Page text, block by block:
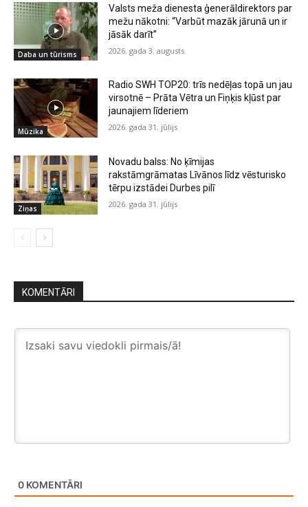
Daba un tūrisms
Valsts meža dienesta ģenerāldirektors par
mežu nākotni: “Varbūt mazāk jārunā un ir
jāsāk darīt”
2026. gada 3. augusts
Mūzika
Radio SWH TOP20: trīs nedēļas topā un jau
virsotnē – Prāta Vētra un Fiņķis kļūst par
jaunajiem līderiem
2026. gada 31. jūlijs
Ziņas
Novadu balss: No ķīmijas
rakstāmgrāmatas Līvānos līdz vēsturisko
tērpu izstādei Durbes pilī
2026. gada 31. jūlijs
KOMENTĀRI
0 KOMENTĀRI